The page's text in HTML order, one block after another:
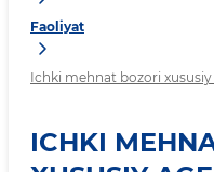
Faoliyat
Ichki mehnat bozori
ICHKI